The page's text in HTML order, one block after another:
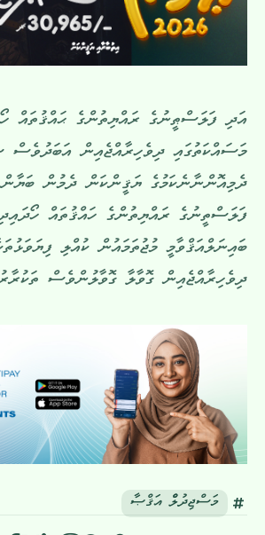
އަދި ފަލަސްޠީނުގެ ރައްޔިތުންގެ ޙައްޤުތައް
މަސައްކަތުގައި ދިވެހިރާއްޖެއިން އަބަދުވެސް
ދެމިއޮންނާނެކަމުގެ ޔަޤީންކަން ދެމުން
ފަލަސްތީނުގެ ރައްޔިތުންގެ ހައްޤުތައް
ބައިނަލްއަޤްވާމީ މުޖުތަމައުން ކުއްލި
ދިވެހިރާއްޖެއިން ގޮވާލާ ގޮވާލުންވެސް
މަސްޖިދުލްް އަޤްޞާ